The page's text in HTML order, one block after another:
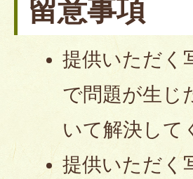
留意事項
提供いただく
で問題が生じ
いて解決して
提供いただく